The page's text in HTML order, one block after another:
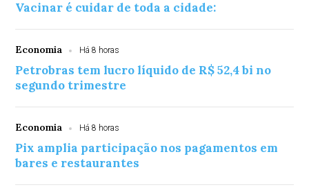
Vacinar é cuidar de toda a cidade:
Economia Há 8 horas
Petrobras tem lucro líquido de R$ 52,4 bi no
segundo trimestre
Economia Há 8 horas
Pix amplia participação nos pagamentos em
bares e restaurantes